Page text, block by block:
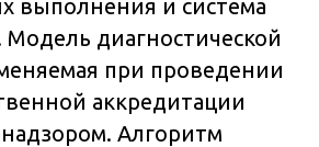
выполнения и система
диагностической
при проведении
аккредитации
Алгоритм